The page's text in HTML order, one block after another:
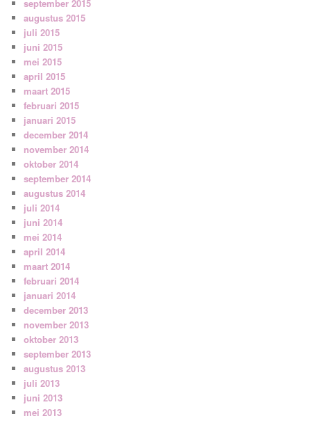
september 2015
augustus 2015
juli 2015
juni 2015
mei 2015
april 2015
maart 2015
februari 2015
januari 2015
december 2014
november 2014
oktober 2014
september 2014
augustus 2014
juli 2014
juni 2014
mei 2014
april 2014
maart 2014
februari 2014
januari 2014
december 2013
november 2013
oktober 2013
september 2013
augustus 2013
juli 2013
juni 2013
mei 2013